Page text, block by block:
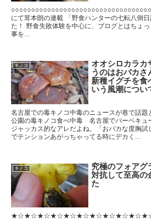
にて茸本朗の連載 「野食ハンターの七転八倒
た！ 野食失敗体験を中心に、ブログとはちょ
事を...
キノコ
オオシロカラカ
うのはおバカさ
新種イグチを食
いう風潮につい
名古屋での毒キノコ中毒のニュースが巷で話題
公園の毒キノコ食べ中毒 名古屋でバーベキュ
ジャッカス的なアレだよね。「おバカな度胸
でテンションあがっちゃってる時にデカく...
キノコ
究極のフォアグ
対抗して至高の
た
★☆★☆★☆★☆★☆★☆★☆★☆★☆★☆★☆★☆